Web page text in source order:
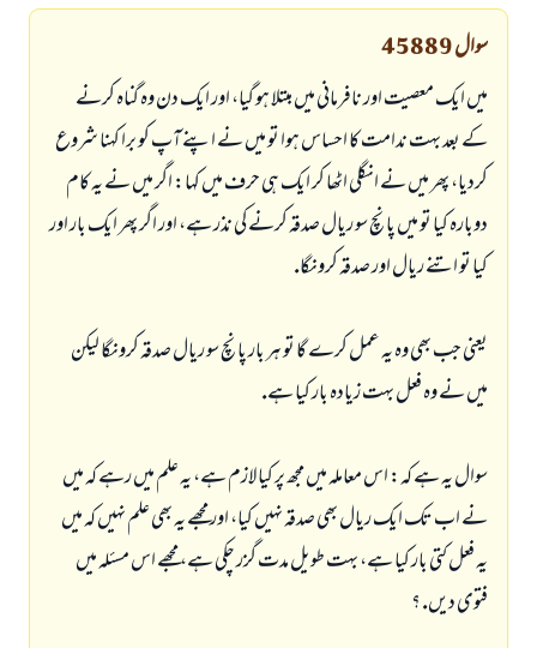
سوال45889
ميں ايك معصيت اور نافرمانى ميں مبتلا ہو گيا، اور ايك دن وہ گناہ كرنے
كے بعد بہت ندامت كا احساس ہوا تو ميں نے اپنے آپ كو برا كہنا شروع
كرديا، پھر ميں نے انگلى اٹھا كر ايك ہى حرف ميں كہا: اگر ميں نے يہ كام
دوبارہ كيا تو ميں پانچ سو ريال صدقہ كرنے كى نذر ہے، اور اگر پھر ايك بار اور
كيا تو اتنے ريال اور صدقہ كرونگا.
يعنى جب بھى وہ يہ عمل كرے گا تو ہر بار پانچ سو ريال صدقہ كرونگا ليكن
ميں نے وہ فعل بہت زيادہ بار كيا ہے.
سوال يہ ہے كہ: اس معاملہ ميں مجھ پر كيا لازم ہے، يہ علم ميں رہے كہ ميں
نے اب تك ايك ريال بھى صدقہ نہيں كيا، اور مجھے يہ بھى علم نہيں كہ ميں
يہ فعل كتى بار كيا ہے، بہت طويل مدت گزر چكى ہے، مجھے اس مسئلہ ميں
فتوى ديں. ؟